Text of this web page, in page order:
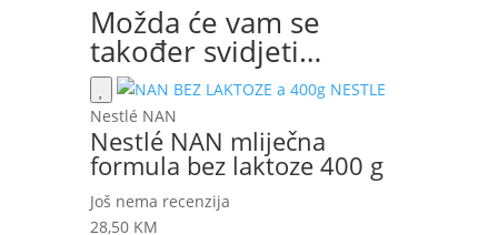
Možda će vam se
također svidjeti…
Nestlé NAN
Nestlé NAN mliječna
formula bez laktoze 400 g
Još nema recenzija
28,50 KM